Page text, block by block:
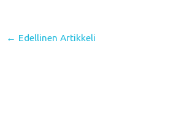
← Edellinen Artikkeli